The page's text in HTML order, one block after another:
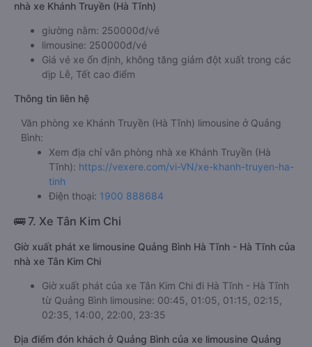
nhà xe Khánh Truyền (Hà Tĩnh)
giường nằm: 250000đ/vé
limousine: 250000đ/vé
Giá vé xe ổn định, không tăng giảm đột xuất trong các
dịp Lễ, Tết cao điểm
Thông tin liên hệ
Văn phòng xe Khánh Truyền (Hà Tĩnh) limousine ở Quảng
Bình:
Xem địa chỉ văn phòng nhà xe Khánh Truyền (Hà
Tĩnh): https://vexere.com/vi-VN/xe-khanh-truyen-ha-
tinh
Điện thoại: 1900 888684
🚌 7. Xe Tân Kim Chi
Giờ xuất phát xe limousine Quảng Bình Hà Tĩnh - Hà Tĩnh của
nhà xe Tân Kim Chi
Giờ xuất phát của xe Tân Kim Chi đi Hà Tĩnh - Hà Tĩnh
từ Quảng Bình limousine: 00:45, 01:05, 01:15, 02:15,
02:35, 14:00, 22:00, 23:35
Địa điểm đón khách ở Quảng Bình của xe limousine Quảng